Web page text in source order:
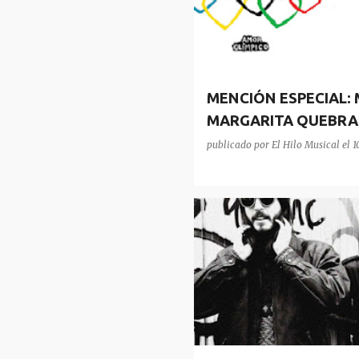
MENCIÓN ESPECIAL:
MARGARITA
publicado por El Hilo Musical el
SEXY ZEBRAS